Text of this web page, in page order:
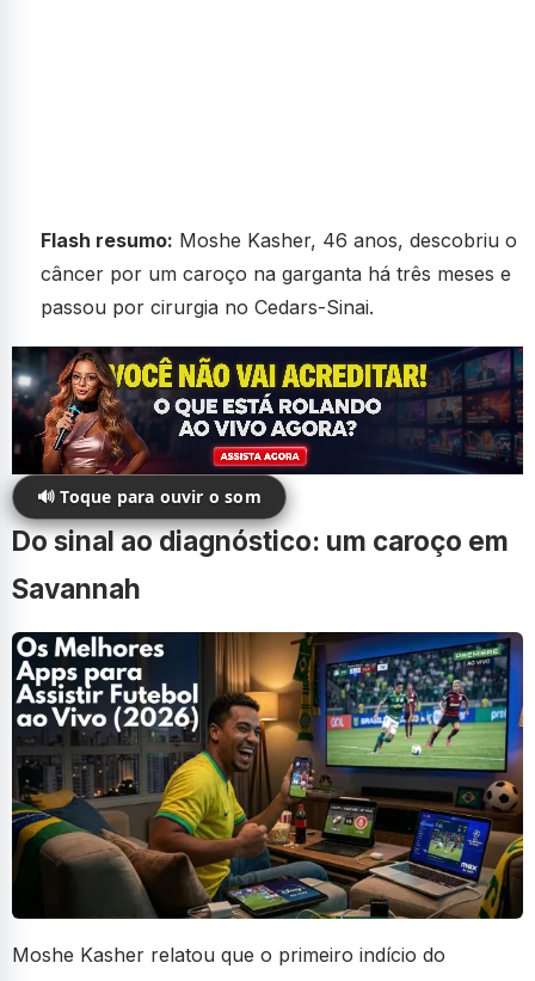
Flash resumo: Moshe Kasher, 46 anos, descobriu o
câncer por um caroço na garganta há três meses e
passou por cirurgia no Cedars-Sinai.
🔊 Toque para ouvir o som
Do sinal ao diagnóstico: um caroço em
Savannah
Moshe Kasher relatou que o primeiro indício do